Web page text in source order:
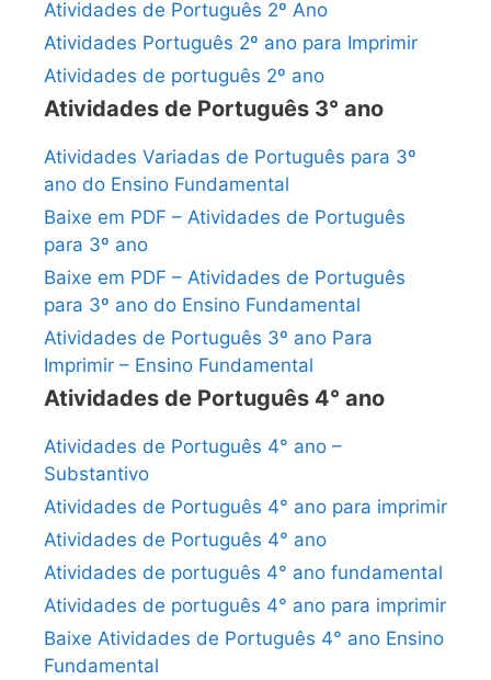
Atividades de Português 2º Ano
Atividades Português 2º ano para Imprimir
Atividades de português 2º ano
Atividades de Português 3° ano
Atividades Variadas de Português para 3º
ano do Ensino Fundamental
Baixe em PDF – Atividades de Português
para 3º ano
Baixe em PDF – Atividades de Português
para 3º ano do Ensino Fundamental
Atividades de Português 3º ano Para
Imprimir – Ensino Fundamental
Atividades de Português 4° ano
Atividades de Português 4° ano –
Substantivo
Atividades de Português 4° ano para imprimir
Atividades de Português 4° ano
Atividades de português 4° ano fundamental
Atividades de português 4° ano para imprimir
Baixe Atividades de Português 4° ano Ensino
Fundamental